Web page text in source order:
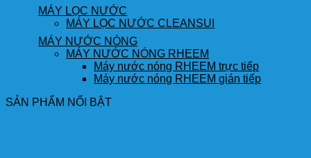
MÁY LỌC NƯỚC
MÁY LỌC NƯỚC CLEANSUI
MÁY NƯỚC NÓNG
MÁY NƯỚC NÓNG RHEEM
Máy nước nóng RHEEM trực tiếp
Máy nước nóng RHEEM gián tiếp
SẢN PHẨM NỔI BẬT